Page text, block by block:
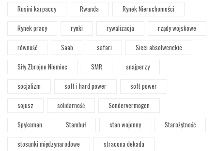
Rusini karpaccy
Rwanda
Rynek Nieruchomości
Rynek pracy
rynki rywalizacja
rządy wojskowe
równość
Saab safari
Sieci absolwenckie
Siły Zbrojne Niemiec
SMR
snajperzy
socjalizm
soft i hard power
soft power
sojusz
solidarność
Sondervermögen
Spykeman
Stambuł stan wojenny
Starożytność
stosunki międzynarodowe
stracona dekada